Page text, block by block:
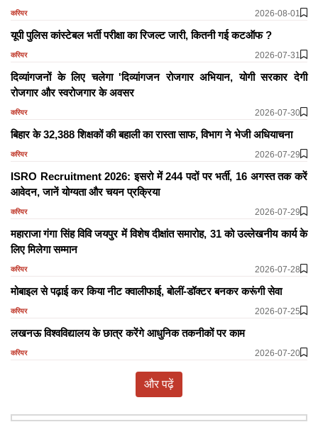
करियर 2026-08-01
यूपी पुलिस कांस्टेबल भर्ती परीक्षा का रिजल्ट जारी, कितनी गई कटऑफ ?
करियर 2026-07-31
दिव्यांगजनों के लिए चलेगा 'दिव्यांगजन रोजगार अभियान, योगी सरकार देगी
रोजगार और स्वरोजगार के अवसर
करियर 2026-07-30
बिहार के 32,388 शिक्षकों की बहाली का रास्ता साफ, विभाग ने भेजी अधियाचना
करियर 2026-07-29
ISRO Recruitment 2026: इसरो में 244 पदों पर भर्ती, 16 अगस्त तक करें
आवेदन, जानें योग्यता और चयन प्रक्रिया
करियर 2026-07-29
महाराजा गंगा सिंह विवि जयपुर में विशेष दीक्षांत समारोह, 31 को उल्लेखनीय कार्य के
लिए मिलेगा सम्मान
करियर 2026-07-28
मोबाइल से पढ़ाई कर किया नीट क्वालीफाई, बोलीं-डॉक्टर बनकर करूंगी सेवा
करियर 2026-07-25
लखनऊ विश्वविद्यालय के छात्र करेंगे आधुनिक तकनीकों पर काम
करियर 2026-07-20
और पढ़ें